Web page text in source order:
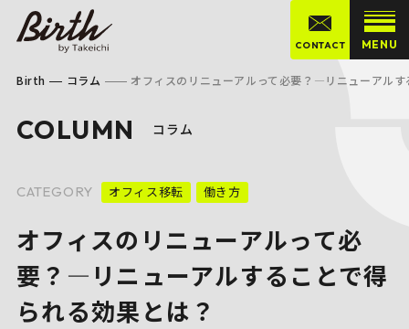
MENU
CONTACT
Birth コラム オフィスのリニューアルって必要？―リニューアル
COLUMN コラム
CATEGORY オフィス移転 働き方
オフィスのリニューアルって必
要？―リニューアルすることで得
られる効果とは？